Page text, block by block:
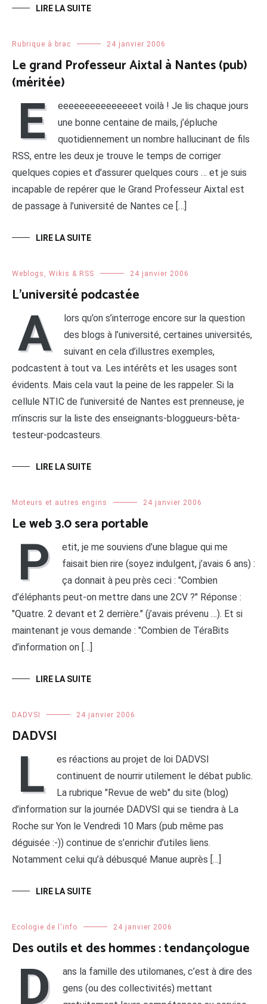
LIRE LA SUITE
Rubrique à brac 24 janvier 2006
Le grand Professeur Aixtal à Nantes (pub)
(méritée)
E
eeeeeeeeeeeeeeet voilà ! Je lis chaque jours
une bonne centaine de mails, j’épluche
quotidiennement un nombre hallucinant de fils
RSS, entre les deux je trouve le temps de corriger
quelques copies et d’assurer quelques cours … et je suis
incapable de repérer que le Grand Professeur Aixtal est
de passage à l’université de Nantes ce […]
LIRE LA SUITE
Weblogs, Wikis & RSS 24 janvier 2006
L’université podcastée
A
lors qu’on s’interroge encore sur la question
des blogs à l’université, certaines universités,
suivant en cela d’illustres exemples,
podcastent à tout va. Les intérêts et les usages sont
évidents. Mais cela vaut la peine de les rappeler. Si la
cellule NTIC de l’université de Nantes est prenneuse, je
m’inscris sur la liste des enseignants-bloggueurs-bêta-
testeur-podcasteurs.
LIRE LA SUITE
Moteurs et autres engins 24 janvier 2006
Le web 3.0 sera portable
P
etit, je me souviens d’une blague qui me
faisait bien rire (soyez indulgent, j’avais 6 ans) :
ça donnait à peu près ceci : "Combien
d’éléphants peut-on mettre dans une 2CV ?" Réponse :
"Quatre. 2 devant et 2 derrière." (j’avais prévenu …). Et si
maintenant je vous demande : "Combien de TéraBits
d’information on […]
LIRE LA SUITE
DADVSI 24 janvier 2006
DADVSI
L
es réactions au projet de loi DADVSI
continuent de nourrir utilement le débat public.
La rubrique "Revue de web" du site (blog)
d’information sur la journée DADVSI qui se tiendra à La
Roche sur Yon le Vendredi 10 Mars (pub même pas
déguisée :-)) continue de s’enrichir d’utiles liens.
Notamment celui qu’à débusqué Manue auprès […]
LIRE LA SUITE
Ecologie de l'info 24 janvier 2006
Des outils et des hommes : tendançologue
D
ans la famille des utilomanes, c’est à dire des
gens (ou des collectivités) mettant